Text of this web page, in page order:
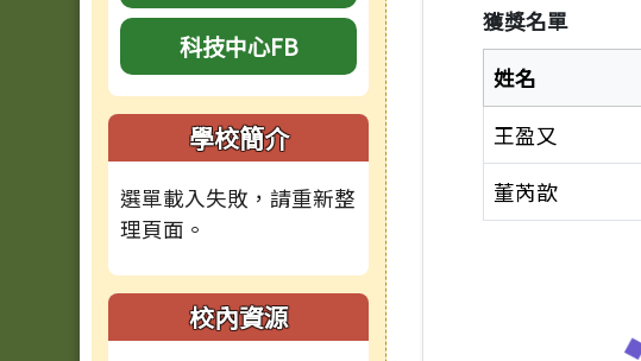
科技中心FB
學校簡介
選單載入失敗，請重新整
理頁面。
校內資源
獲獎名單
姓名
王盈又
董芮歆